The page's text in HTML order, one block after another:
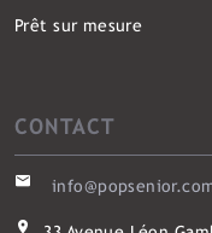
Prêt sur mesure
CONTACT